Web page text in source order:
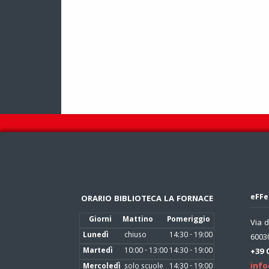
ORARIO BIBLIOTECA LA FORNACE
Giorni Mattino
Pomeriggio
Lunedì
chiuso
14:30 - 19:00
Martedì
10:00 - 13:0014:30 - 19:00
Via
+39